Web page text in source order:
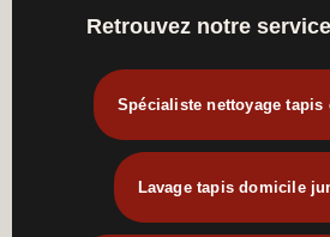
Retrouvez notre
Spécialiste nettoyage
Lavage tapis domicile